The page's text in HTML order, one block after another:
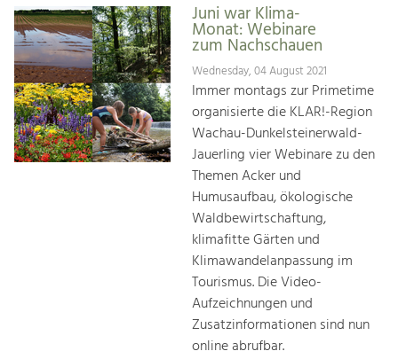
Juni war Klima-
Monat: Webinare
zum Nachschauen
Wednesday, 04 August 2021
Immer montags zur Primetime
organisierte die KLAR!-Region
Wachau-Dunkelsteinerwald-
Jauerling vier Webinare zu den
Themen Acker und
Humusaufbau, ökologische
Waldbewirtschaftung,
klimafitte Gärten und
Klimawandelanpassung im
Tourismus. Die Video-
Aufzeichnungen und
Zusatzinformationen sind nun
online abrufbar.